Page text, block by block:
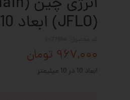
(JFLO) ابعاد 10 در 10 میلیمتر
۹۶۷,۰۰۰ تومان
ابعاد 10 در 10 میلیمتر